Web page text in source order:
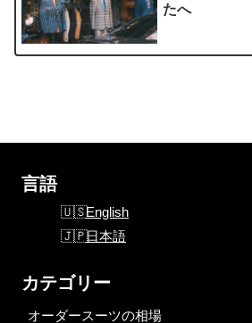
たへ
言語
English
日本語
カテゴリー
オーダースーツの相場